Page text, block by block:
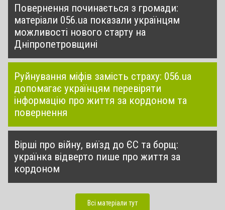
Повернення починається з громади:
матеріали 056.ua показали українцям
можливості нового старту на
Дніпропетровщині
Руйнування міфів замість страху: 056.ua
допомагає українцям перевіряти
інформацію про життя за кордоном та
повернення
Вірші про війну, виїзд до ЄС та борщ:
українка відверто пише про життя за
кордоном
Всі матеріали тут